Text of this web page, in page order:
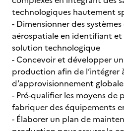
technologiques hautement
- Dimensionner des
aérospatiale en identifiant
solution technologique
- Concevoir et développer
production afin de l’intégrer
d’approvisionnement globale
- Pré-qualifier les moyens
fabriquer des équipements
- Élaborer un plan de